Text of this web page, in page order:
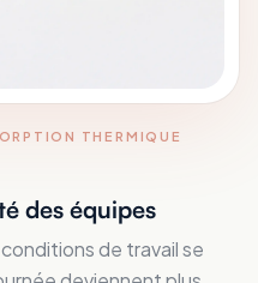
THERMIQUE
des équipes
de travail se